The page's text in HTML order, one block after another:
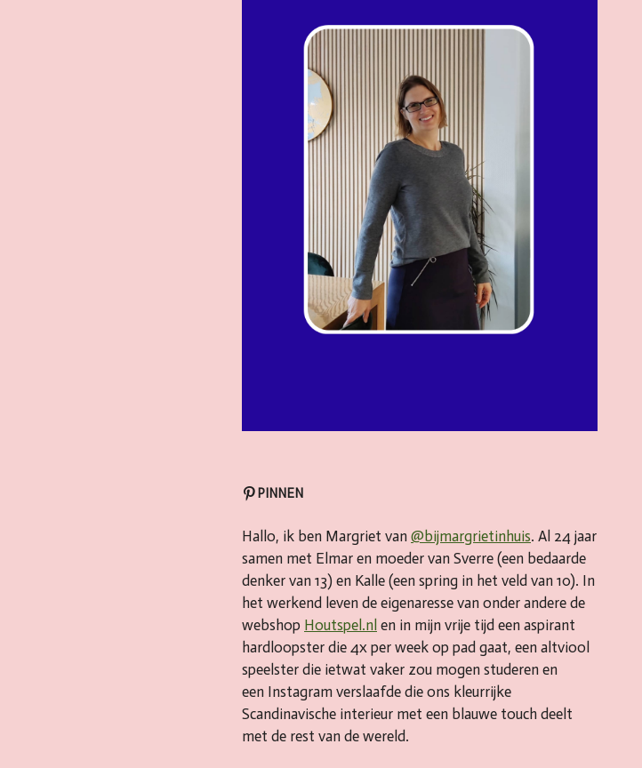
PINNEN
Hallo, ik ben Margriet van @bijmargrietinhuis. Al 24 jaar
samen met Elmar en moeder van Sverre (een bedaarde
denker van 13) en Kalle (een spring in het veld van 10). In
het werkend leven de eigenaresse van onder andere de
webshop Houtspel.nl en in mijn vrije tijd een aspirant
hardloopster die 4x per week op pad gaat, een altviool
speelster die ietwat vaker zou mogen studeren en
een Instagram verslaafde die ons kleurrijke
Scandinavische interieur met een blauwe touch deelt
met de rest van de wereld.